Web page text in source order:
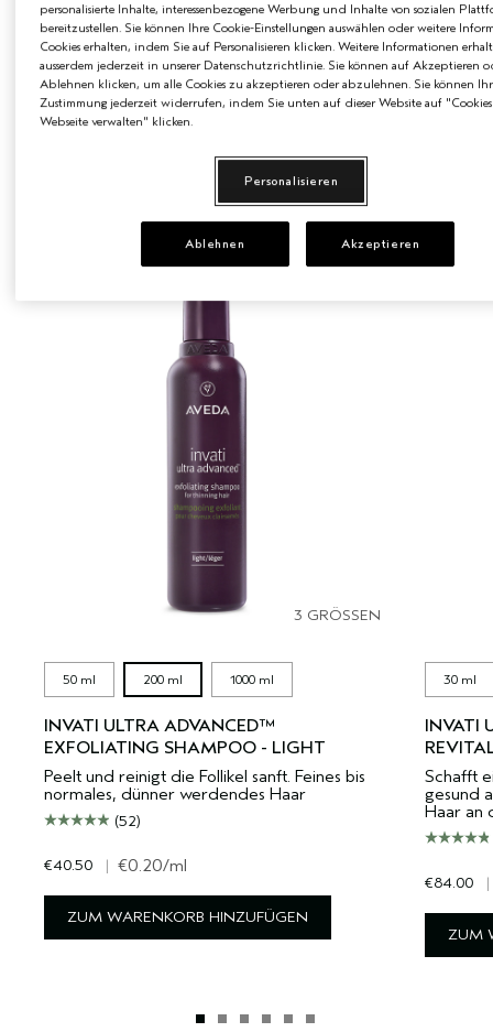
ANWENDUNG
ZUTATEN & SICHERHEIT
KOLLEKTION KAUFEN
3 GRÖSSEN
50 ml 200 ml 1000 ml
INVATI ULTRA ADVANCED™
EXFOLIATING SHAMPOO - LIGHT
Peelt und reinigt die Follikel sanft. Feines bis
normales, dünner werdendes Haar
(52)
€40.50 | €0.20/ml
ZUM WARENKORB HINZUFÜGEN
30 ml
INVATI
Schafft
gesund
Haar an
€84.00 |
ZUM
personalisierte Inhalte, interessenbezogene Werbung und Inhalte von sozialen
bereitzustellen. Sie können Ihre Cookie-Einstellungen auswählen oder weitere
Cookies erhalten, indem Sie auf Personalisieren klicken. Weitere Informationen
ausserdem jederzeit in unserer Datenschutzrichtlinie. Sie können auf Akzeptieren
Ablehnen klicken, um alle Cookies zu akzeptieren oder abzulehnen. Sie können
Zustimmung jederzeit widerrufen, indem Sie unten auf dieser Website auf
Webseite verwalten" klicken.
Personalisieren
Ablehnen Akzeptieren